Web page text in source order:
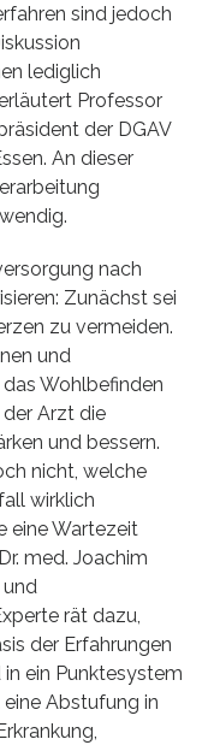
sind jedoch
lediglich
Professor
der DGAV
An dieser
nach
Zunächst sei
zu vermeiden.
und
Wohlbefinden
Arzt die
und bessern.
nicht, welche
wirklich
eine Wartezeit
med. Joachim
rät dazu,
der Erfahrungen
ein Punktesystem
Abstufung in